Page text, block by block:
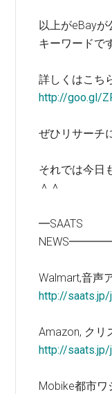
以上がeBayが
キーワードで
詳しくはこち
http://goo.gl/
ぜひリサーチ
それでは今日
＾＾
━SAATS
Walmart,音声
http://
Amazon, クリ
http://
Mobike都市ワ